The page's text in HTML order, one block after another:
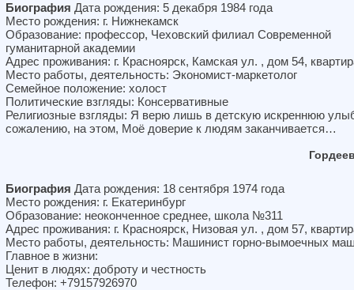
Биография Дата рождения: 5 декабря 1984 года
Место рождения: г. Нижнекамск
Образование: профессор, Чеховский филиал Современной
гуманитарной академии
Адрес проживания: г. Красноярск, Камская ул. , дом 54,
Место работы, деятельность: Экономист-маркетолог
Семейное положение: холост
Политические взгляды: Консервативные
Религиозные взгляды: Я верю лишь в детскую искреннюю
сожалению, на этом, Моё доверие к людям заканчивается…
Биография Дата рождения: 18 сентября 1974 года
Место рождения: г. Екатеринбург
Образование: неоконченное среднее, школа №311
Адрес проживания: г. Красноярск, Низовая ул. , дом 57,
Место работы, деятельность: Машинист горно-вымоечных
Главное в жизни:
Ценит в людях: доброту и честность
Телефон: +79157926970